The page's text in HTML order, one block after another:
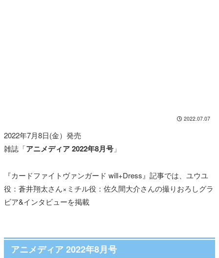
2022.07.07
2022年7月8日(金）発売
雑誌「アニメディア 2022年8月号 」
『カードファイトヴァンガード will+Dress』記事では、ユウユ
役： 蒼井翔太さん×ミチル役： 佐久間大介さんの撮りおろしグラ
ビア&インタビューを掲載
アニメディア 2022年8月号